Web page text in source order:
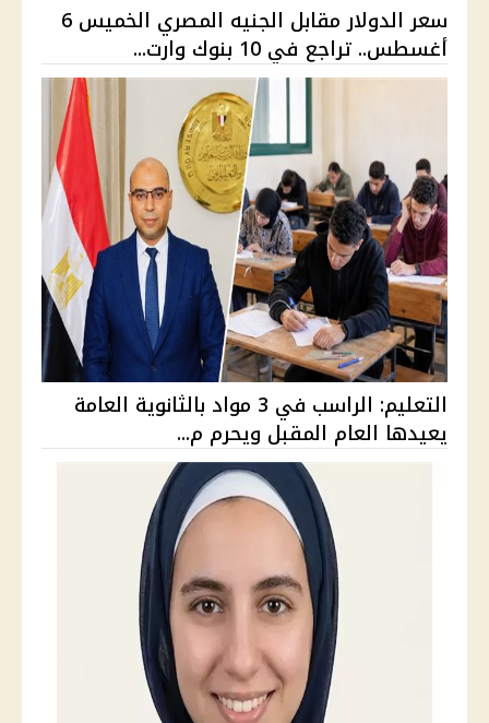
سعر الدولار مقابل الجنيه المصري الخميس 6
أغسطس.. تراجع في 10 بنوك وارت...
التعليم: الراسب في 3 مواد بالثانوية العامة
يعيدها العام المقبل ويحرم م...